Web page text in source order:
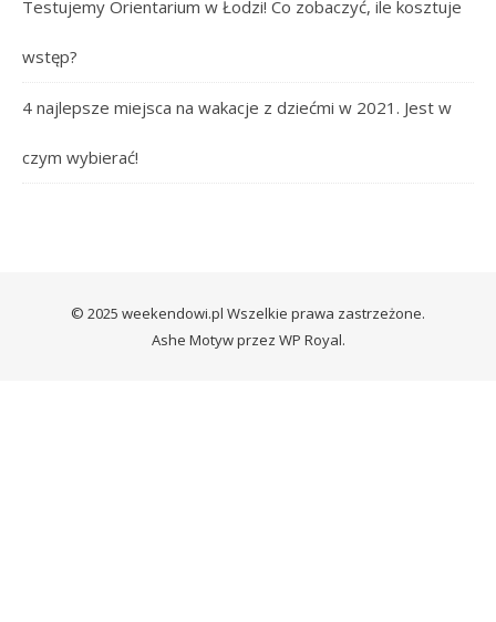
Testujemy Orientarium w Łodzi! Co zobaczyć, ile kosztuje
wstęp?
4 najlepsze miejsca na wakacje z dziećmi w 2021. Jest w
czym wybierać!
© 2025 weekendowi.pl Wszelkie prawa zastrzeżone.
Ashe Motyw przez WP Royal.